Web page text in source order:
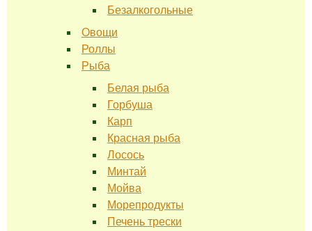
Безалкогольные
Овощи
Роллы
Рыба
Белая рыба
Горбуша
Карп
Красная рыба
Лосось
Минтай
Мойва
Морепродукты
Печень трески